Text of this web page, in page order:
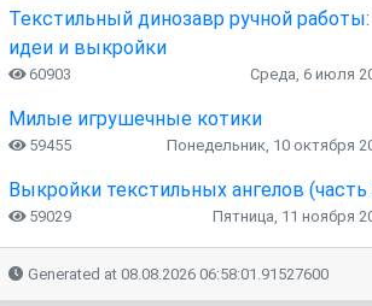
Текстильный динозавр ручной работы:
идеи и выкройки
60903 Среда, 6 июля
Милые игрушечные котики
59455 Понедельник, 10 октября
Выкройки текстильных ангелов (часть
59029 Пятница, 11 ноября
Generated at 08.08.2026 06:58:01.91527600